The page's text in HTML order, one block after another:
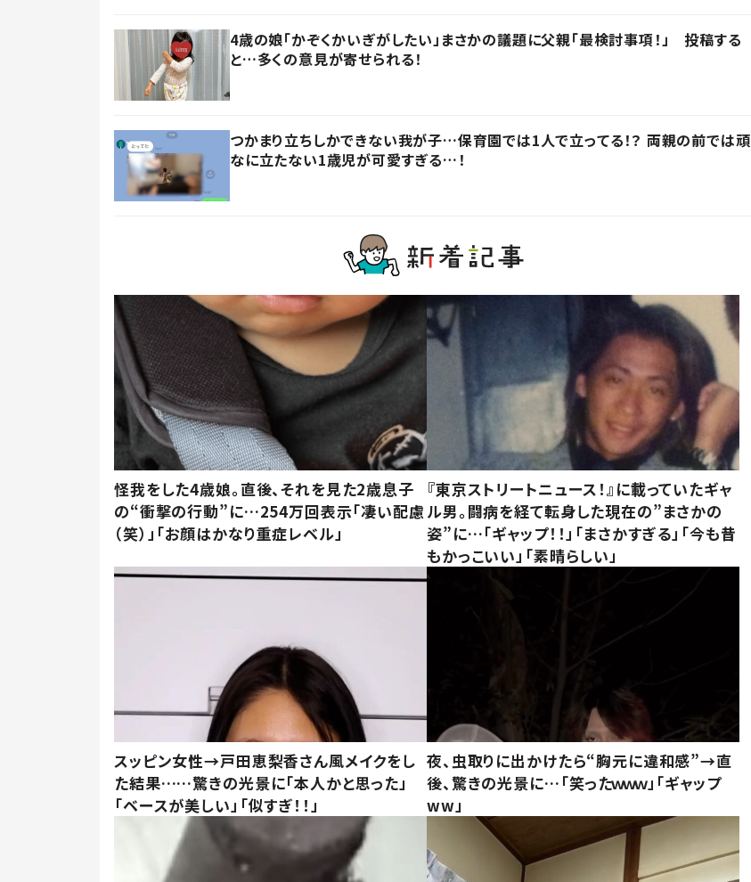
4歳の娘「かぞくかいぎがしたい」まさかの議題に父親「最検討事項！」 投稿する
と…多くの意見が寄せられる！
つかまり立ちしかできない我が子…保育園では1人で立ってる！？ 両親の前では頑
なに立たない1歳児が可愛すぎる…！
怪我をした4歳娘。直後、それを見た2歳息子
の“衝撃の行動”に…254万回表示「凄い配慮
（笑）」「お顔はかなり重症レベル」
『東京ストリートニュース！』に載っていたギャ
ル男。闘病を経て転身した現在の”まさかの
姿”に…「ギャップ！！」「まさかすぎる」「今も昔
もかっこいい」「素晴らしい」
スッピン女性→戸田恵梨香さん風メイクをし
た結果……驚きの光景に「本人かと思った」
「ベースが美しい」「似すぎ！！」
夜、虫取りに出かけたら“胸元に違和感”→直
後、驚きの光景に…「笑ったｗｗｗ」「ギャップ
ww」